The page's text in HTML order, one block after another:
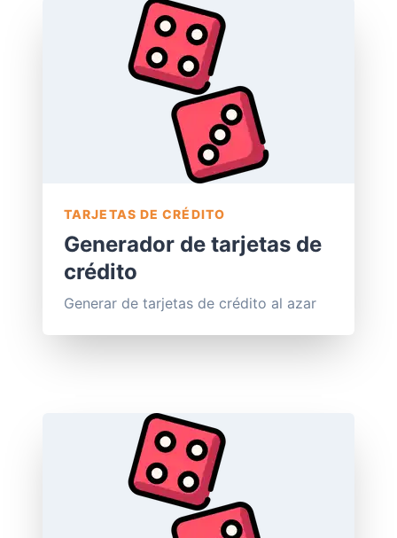
TARJETAS DE CRÉDITO
Generador de tarjetas de
crédito
Generar de tarjetas de crédito al azar